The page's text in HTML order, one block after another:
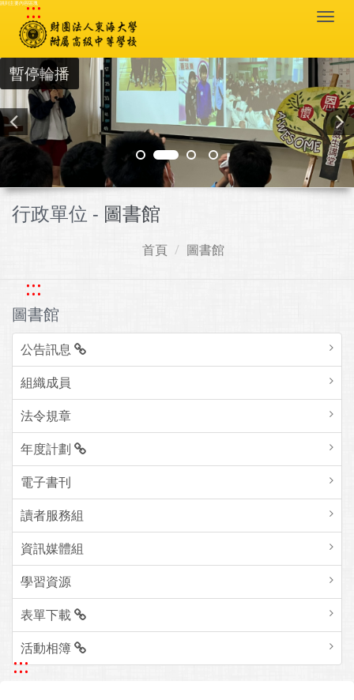
跳到主要內容區塊
:::
暫停輪播
行政單位 - 圖書館
首頁 圖書館
:::
圖書館
公告訊息
組織成員
法令規章
年度計劃
電子書刊
讀者服務組
資訊媒體組
學習資源
表單下載
活動相簿
:::